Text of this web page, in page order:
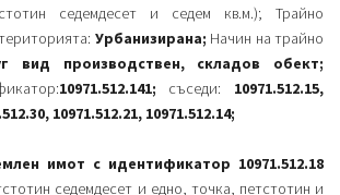
седемдесет и седем кв.м.); Трайно
Урбанизирана; Начин на трайно
вид производствен, складов обект;
10971.512.141; съседи: 10971.512.15,
10971.512.21, 10971.512.14;
имот с идентификатор 10971.512.18
седемдесет и едно, точка, петстотин и